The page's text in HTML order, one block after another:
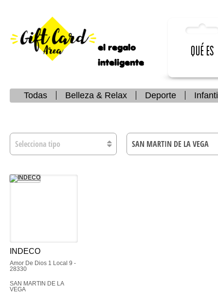
el regalo
inteligente
Qué es
Todas Belleza & Relax Deporte
INDECO
Amor De Dios 1 Local 9 -
28330
SAN MARTIN DE LA
VEGA